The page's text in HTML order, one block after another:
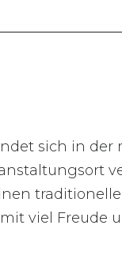
sich in der
viel Freude